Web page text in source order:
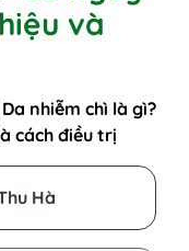
và
Da nhiễm chì là gì?
cách điều trị
Hà